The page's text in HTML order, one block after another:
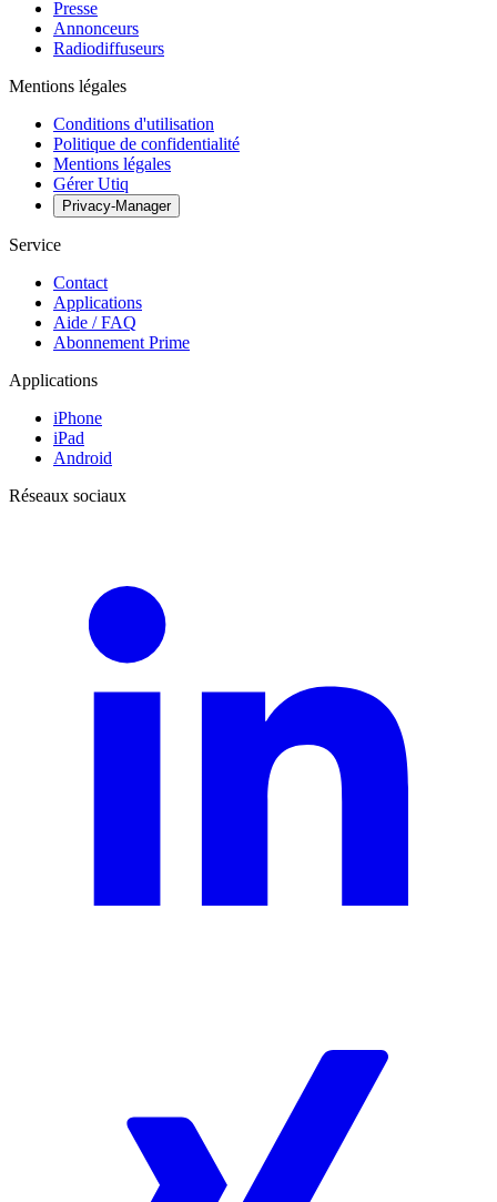
Presse
Annonceurs
Radiodiffuseurs
Mentions légales
Conditions d'utilisation
Politique de confidentialité
Mentions légales
Gérer Utiq
Privacy-Manager
Service
Contact
Applications
Aide / FAQ
Abonnement Prime
Applications
iPhone
iPad
Android
Réseaux sociaux